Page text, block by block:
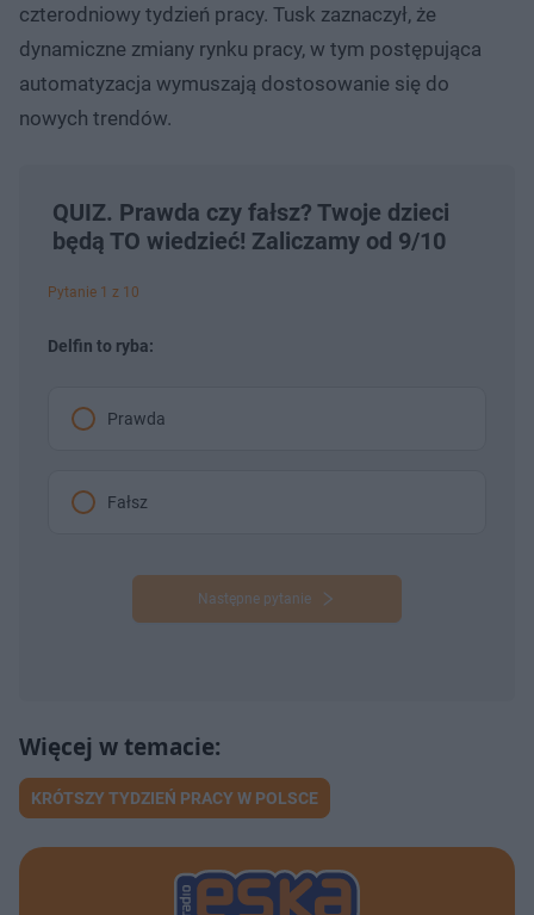
czterodniowy tydzień pracy. Tusk zaznaczył, że
dynamiczne zmiany rynku pracy, w tym postępująca
automatyzacja wymuszają dostosowanie się do
nowych trendów.
QUIZ. Prawda czy fałsz? Twoje dzieci
będą TO wiedzieć! Zaliczamy od 9/10
Pytanie 1 z 10
Delfin to ryba:
Prawda
Fałsz
Następne pytanie
KRÓTSZY TYDZIEŃ PRACY W POLSCE